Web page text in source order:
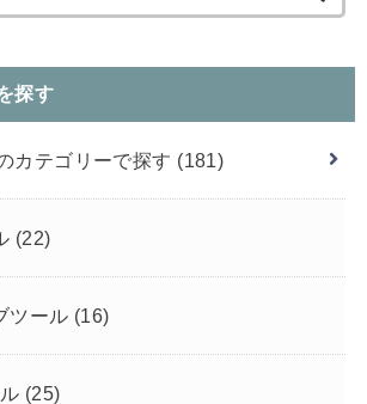
索:
探す
カテゴリーで探す (181)
(22)
ツール (16)
(25)